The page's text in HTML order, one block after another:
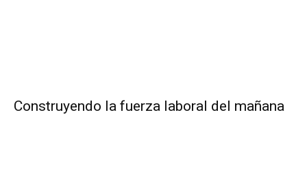
Construyendo la fuerza laboral del mañana